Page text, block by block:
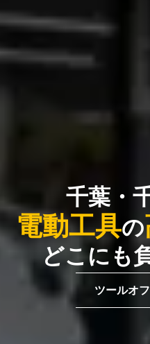
千葉・
電動工具の
どこにも
ツールオ